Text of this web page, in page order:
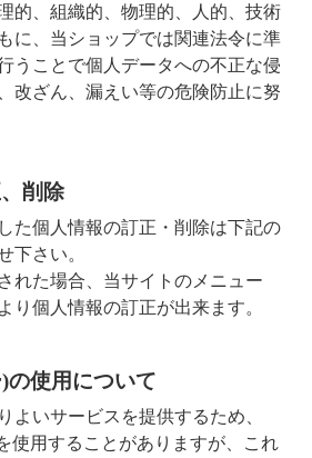
的、組織的、物理的、人的、技術
に、当ショップでは関連法令に準
うことで個人データへの不正な侵
改ざん、漏えい等の危険防止に努
削除
た個人情報の訂正・削除は下記の
下さい。
れた場合、当サイトのメニュー
り個人情報の訂正が出来ます。
の使用について
よいサービスを提供するため、
使用することがありますが、これ